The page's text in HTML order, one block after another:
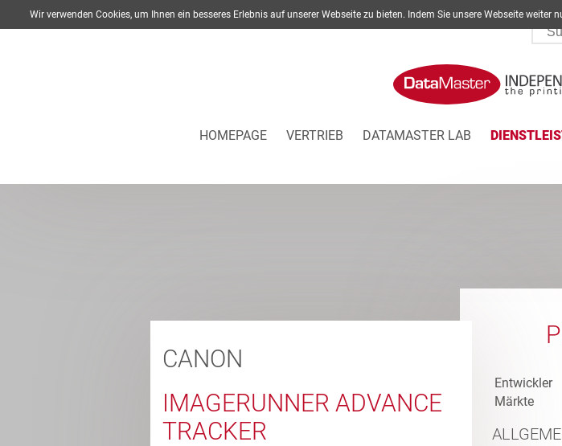
HOMEPAGE VERTRIEB DATAMASTER LAB
CANON
IMAGERUNNER ADVANCE
TRACKER
Entwickler
Märkte
Wir verwenden Cookies, um Ihnen ein besseres Erlebnis auf unserer Webseite zu bieten. Indem Sie unsere Webseite